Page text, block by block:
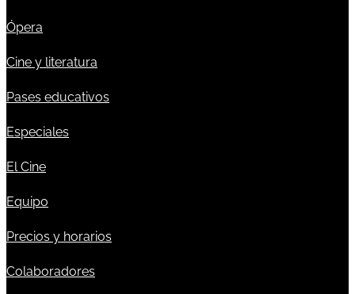
Ópera
Cine y literatura
Pases educativos
Especiales
El Cine
Equipo
Precios y horarios
Colaboradores